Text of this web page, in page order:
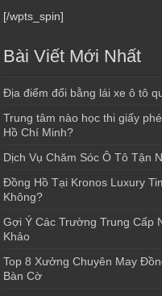
[/wpts_spin]
Bài Viết Mới Nhất
Địa điểm đổi bằng lái xe ô tô
Trung tâm nào học thi giấy
Hồ Chí Minh?
Dịch Vụ Chăm Sóc Ô Tô Tận
Đồng Hồ Tại Kronos Luxury
Không?
Gợi Ý Các Trường Trung Cấp
Khảo
Top 8 Xưởng Chuyên May
Bàn Cờ